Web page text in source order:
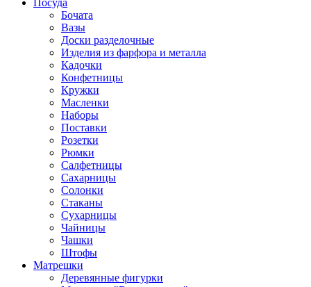
Посуда
Бочата
Вазы
Доски разделочные
Изделия из фарфора и металла
Кадочки
Конфетницы
Кружки
Масленки
Наборы
Поставки
Розетки
Рюмки
Салфетницы
Сахарницы
Солонки
Стаканы
Сухарницы
Чайницы
Чашки
Штофы
Матрешки
Деревянные фигурки